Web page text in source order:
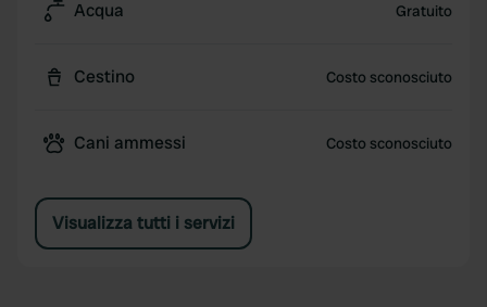
Acqua Gratuito
Cestino Costo sconosciuto
Cani ammessi Costo sconosciuto
Visualizza tutti i servizi